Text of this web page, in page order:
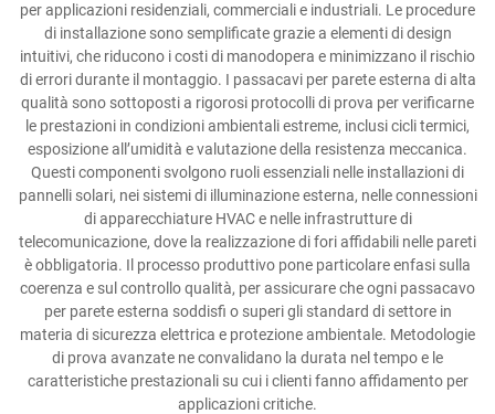
per applicazioni residenziali, commerciali e industriali. Le procedure
di installazione sono semplificate grazie a elementi di design
intuitivi, che riducono i costi di manodopera e minimizzano il rischio
di errori durante il montaggio. I passacavi per parete esterna di alta
qualità sono sottoposti a rigorosi protocolli di prova per verificarne
le prestazioni in condizioni ambientali estreme, inclusi cicli termici,
esposizione all’umidità e valutazione della resistenza meccanica.
Questi componenti svolgono ruoli essenziali nelle installazioni di
pannelli solari, nei sistemi di illuminazione esterna, nelle connessioni
di apparecchiature HVAC e nelle infrastrutture di
telecomunicazione, dove la realizzazione di fori affidabili nelle pareti
è obbligatoria. Il processo produttivo pone particolare enfasi sulla
coerenza e sul controllo qualità, per assicurare che ogni passacavo
per parete esterna soddisfi o superi gli standard di settore in
materia di sicurezza elettrica e protezione ambientale. Metodologie
di prova avanzate ne convalidano la durata nel tempo e le
caratteristiche prestazionali su cui i clienti fanno affidamento per
applicazioni critiche.